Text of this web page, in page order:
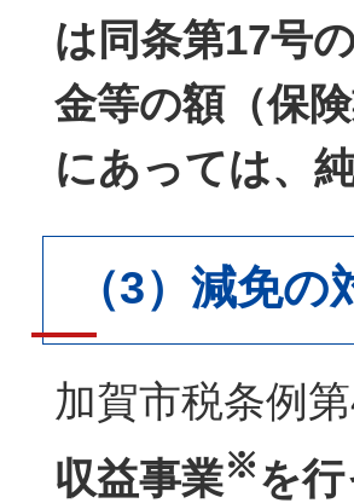
は同条第17号
金等の額（保
にあっては、
（3）減免
加賀市税条例
収益事業※を